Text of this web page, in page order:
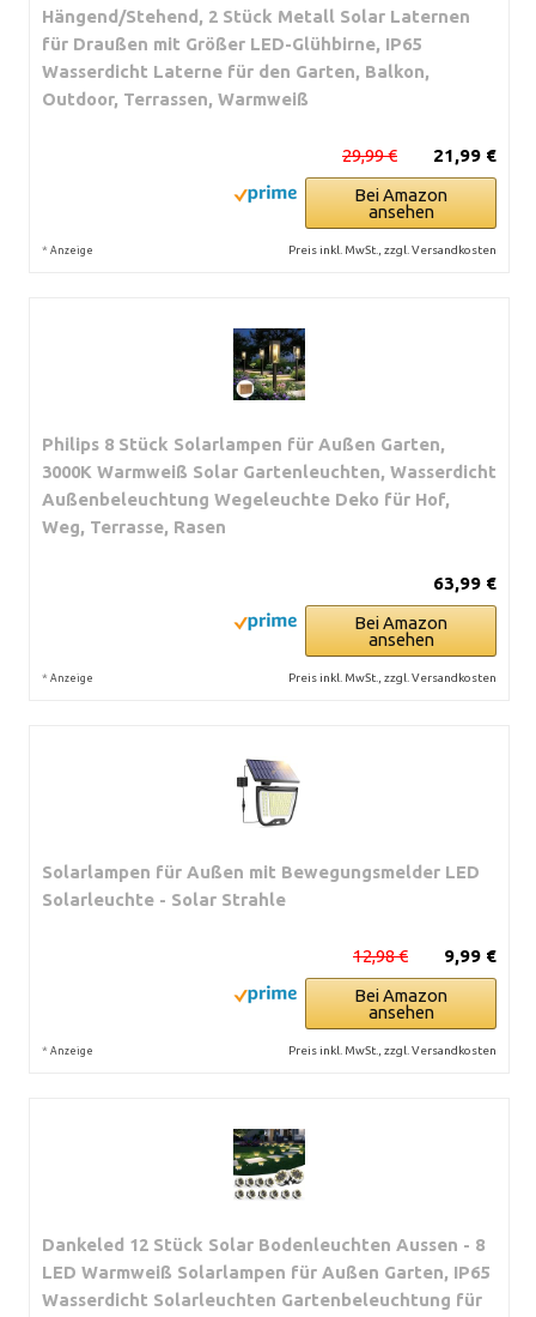
Hängend/Stehend, 2 Stück Metall Solar Laternen
für Draußen mit Größer LED-Glühbirne, IP65
Wasserdicht Laterne für den Garten, Balkon,
Outdoor, Terrassen, Warmweiß
21,99 €
29,99 €
Bei Amazon
ansehen
* Anzeige Preis inkl. MwSt., zzgl. Versandkosten
Philips 8 Stück Solarlampen für Außen Garten,
3000K Warmweiß Solar Gartenleuchten, Wasserdicht
Außenbeleuchtung Wegeleuchte Deko für Hof,
Weg, Terrasse, Rasen
63,99 €
Bei Amazon
ansehen
* Anzeige Preis inkl. MwSt., zzgl. Versandkosten
Solarlampen für Außen mit Bewegungsmelder LED
Solarleuchte - Solar Strahle
9,99 €
12,98 €
Bei Amazon
ansehen
* Anzeige Preis inkl. MwSt., zzgl. Versandkosten
Dankeled 12 Stück Solar Bodenleuchten Aussen - 8
LED Warmweiß Solarlampen für Außen Garten, IP65
Wasserdicht Solarleuchten Gartenbeleuchtung für